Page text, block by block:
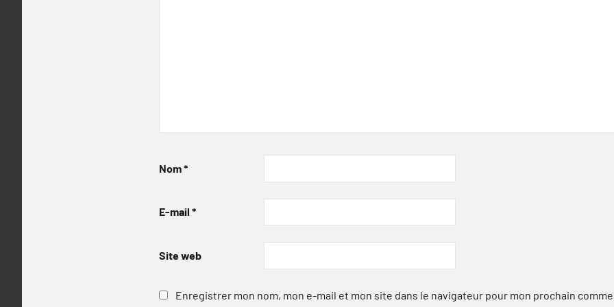
Nom*
E-mail *
Site web
Enregistrer mon nom, mon e-mail et mon site dans le navigateur pour mon prochain